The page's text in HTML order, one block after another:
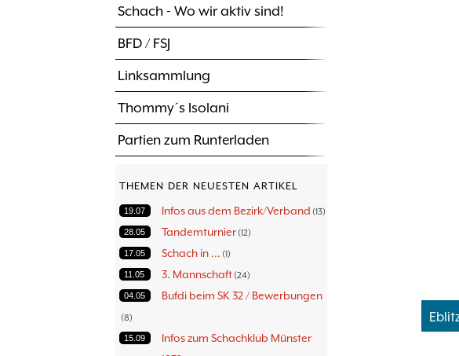
Schach - Wo wir aktiv sind!
BFD / FSJ
Linksammlung
Thommy´s Isolani
Partien zum Runterladen
THEMEN DER NEUESTEN ARTIKEL
19.07 Infos aus dem Bezirk/Verband 13
28.05 Tandemturnier 12
17.05 Schach in ... 1
11.05 3. Mannschaft 24
04.05 Bufdi beim SK 32 / Bewerbungen
8
15.09
Infos zum Schachklub Münster